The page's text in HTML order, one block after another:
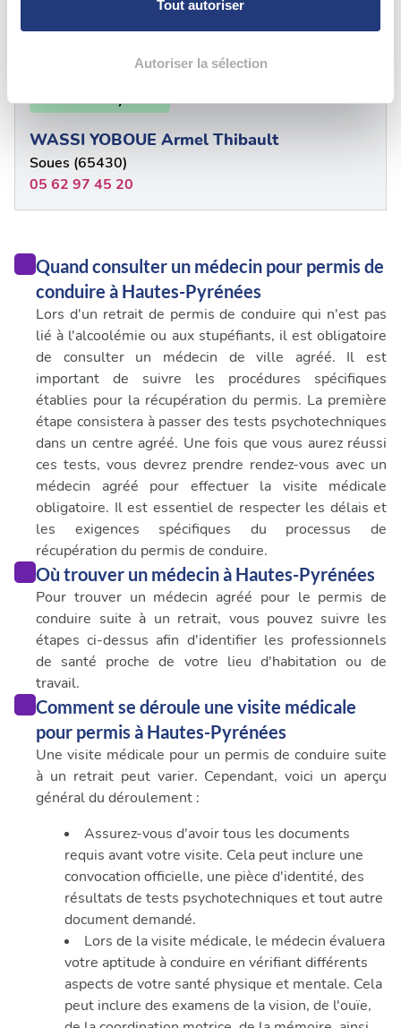
déclaration sur les cookies.
Les cookies nous permettent de personnaliser le contenu
médias sociaux et d'analyser notre trafic. Nous
partageons également des informations sur l'utilisation de
notre site avec nos partenaires de médias sociaux, de
publicité et d'analyse, qui peuvent combiner celles-ci
ou qu'ils ont collectées lors de votre utilisation de leurs
services.
Tout autoriser
Autoriser la sélection
0562330037
65 - Hautes Pyrénées
WASSI YOBOUE Armel Thibault
Soues (65430)
05 62 97 45 20
Quand consulter un médecin pour permis de
conduire à Hautes-Pyrénées
Lors d'un retrait de permis de conduire qui n'est pas
lié à l'alcoolémie ou aux stupéfiants, il est obligatoire
de consulter un médecin de ville agréé. Il est
important de suivre les procédures spécifiques
établies pour la récupération du permis. La première
étape consistera à passer des tests psychotechniques
dans un centre agréé. Une fois que vous aurez réussi
ces tests, vous devrez prendre rendez-vous avec un
médecin agréé pour effectuer la visite médicale
obligatoire. Il est essentiel de respecter les délais et
les exigences spécifiques du processus de
récupération du permis de conduire.
Où trouver un médecin à Hautes-Pyrénées
Pour trouver un médecin agréé pour le permis de
conduire suite à un retrait, vous pouvez suivre les
étapes ci-dessus afin d'identifier les professionnels
de santé proche de votre lieu d'habitation ou de
travail.
Comment se déroule une visite médicale
pour permis à Hautes-Pyrénées
Une visite médicale pour un permis de conduire suite
à un retrait peut varier. Cependant, voici un aperçu
général du déroulement :
Assurez-vous d'avoir tous les documents
requis avant votre visite. Cela peut inclure une
convocation officielle, une pièce d'identité, des
résultats de tests psychotechniques et tout autre
document demandé.
Lors de la visite médicale, le médecin évaluera
votre aptitude à conduire en vérifiant différents
aspects de votre santé physique et mentale. Cela
peut inclure des examens de la vision, de l'ouïe,